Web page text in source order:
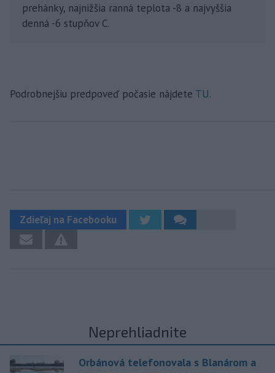
prehánky, najnižšia ranná teplota -8 a najvyššia
denná -6 stupňov C.
Podrobnejšiu predpoveď počasie nájdete TU.
Zdieľaj na Facebooku
Neprehliadnite
Orbánová telefonovala s Blanárom a